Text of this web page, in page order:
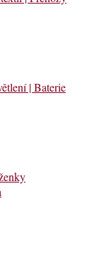
| Baterie